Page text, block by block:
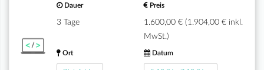
Dauer
3 Tage
Preis
1.600,00 € (1.904,00 € inkl.
MwSt.)
Ort Datum